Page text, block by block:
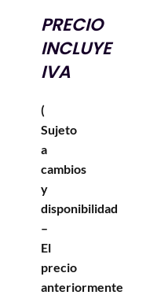
PRECIO
INCLUYE
IVA
(
Sujeto
a
cambios
y
disponibilidad
–
El
precio
anteriormente